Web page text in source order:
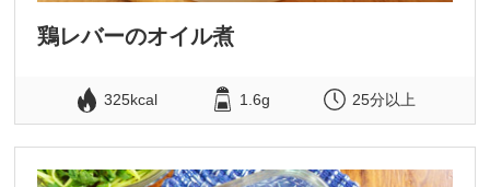
鶏レバーのオイル煮
325kcal 1.6g 25分以上